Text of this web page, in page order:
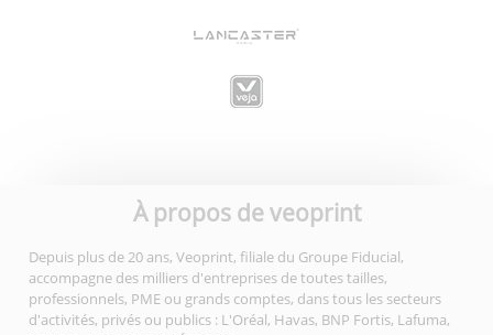
À propos de veoprint
Depuis plus de 20 ans, Veoprint, filiale du Groupe Fiducial,
accompagne des milliers d'entreprises de toutes tailles,
professionnels, PME ou grands comptes, dans tous les secteurs
d'activités, privés ou publics : L'Oréal, Havas, BNP Fortis, Lafuma,